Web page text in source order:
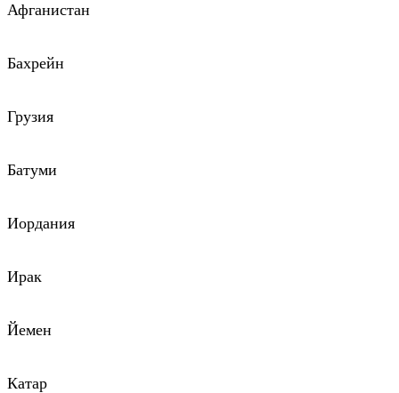
Афганистан
Бахрейн
Грузия
Батуми
Иордания
Ирак
Йемен
Катар